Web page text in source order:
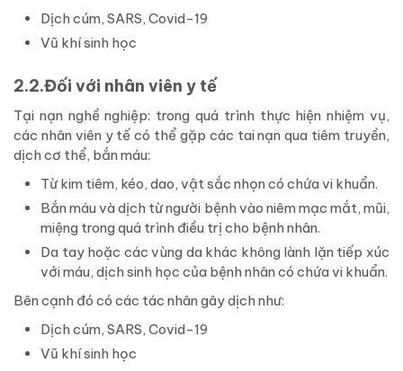
Dịch cúm, SARS, Covid-19
Vũ khí sinh học
2.2.Đối với nhân viên y tế
Tại nạn nghề nghiệp: trong quá trình thực hiện nhiệm vụ,
các nhân viên y tế có thể gặp các tai nạn qua tiêm truyền,
dịch cơ thể, bắn máu:
Từ kim tiêm, kéo, dao, vật sắc nhọn có chứa vi khuẩn.
Bắn máu và dịch từ người bệnh vào niêm mạc mắt, mũi,
miệng trong quá trình điều trị cho bệnh nhân.
Da tay hoặc các vùng da khác không lành lặn tiếp xúc
với máu, dịch sinh học của bệnh nhân có chứa vi khuẩn.
Bên cạnh đó có các tác nhân gây dịch như:
Dịch cúm, SARS, Covid-19
Vũ khí sinh học